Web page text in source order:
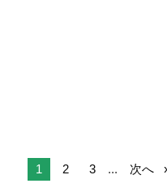
1 2 3 ... 次へ